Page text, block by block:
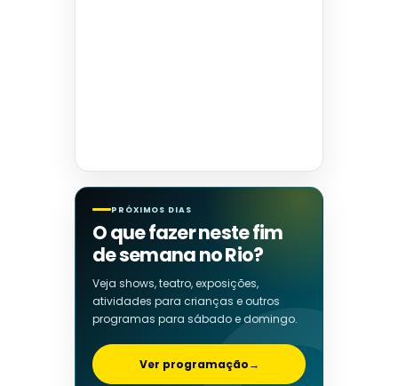
PRÓXIMOS DIAS
O que fazer neste fim
de semana no Rio?
Veja shows, teatro, exposições,
atividades para crianças e outros
programas para sábado e domingo.
Ver programação→